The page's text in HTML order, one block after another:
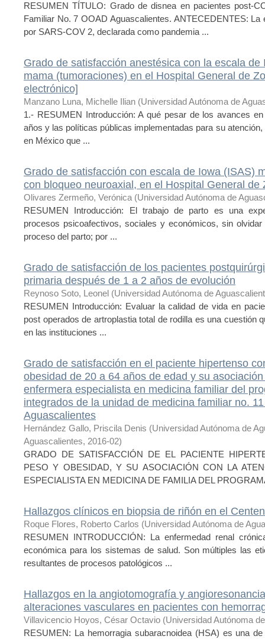
RESUMEN TÍTULO: Grado de disnea en pacientes post-
Familiar No. 7 OOAD Aguascalientes. ANTECEDENTES:
por SARS-COV 2, declarada como pandemia ...
Grado de satisfacción anestésica con la escala
mama (tumoraciones) en el Hospital General de
electrónico]
Manzano Luna, Michelle Ilian (Universidad Autónoma de
1.- RESUMEN Introducción: A qué pesar de los avances
años y las políticas públicas implementadas para su
en México que ...
Grado de satisfacción con escala de Iowa (ISAS)
con bloqueo neuroaxial, en el Hospital General de
Olivares Zermeño, Verónica (Universidad Autónoma de
RESUMEN Introducción: El trabajo de parto es una
procesos psicoafectivos, sociales y económicos, sin
proceso del parto; por ...
Grado de satisfacción de los pacientes
primaria después de 1 a 2 años de evolución
Reynoso Soto, Leonel (Universidad Autónoma de
RESUMEN Introducción: Evaluar la calidad de vida en
post operados de artroplastia total de rodilla es una cuestión
en las instituciones ...
Grado de satisfacción en el paciente hipertenso
obesidad de 20 a 64 años de edad y su
enfermera especialista en medicina familiar del
integrados de la unidad de medicina familiar no.
Aguascalientes
Hernández Gallo, Priscila Denis (Universidad Autónoma de
Aguascalientes, 2016-02)
GRADO DE SATISFACCIÓN DE EL PACIENTE
PESO Y OBESIDAD, Y SU ASOCIACIÓN CON LA
ESPECIALISTA EN MEDICINA DE FAMILIA DEL
Hallazgos clínicos en biopsia de riñón en el
Roque Flores, Roberto Carlos (Universidad Autónoma de
RESUMEN INTRODUCCIÓN: La enfermedad renal
económica para los sistemas de salud. Son múltiples las
resultantes de procesos patológicos ...
Hallazgos en la angiotomografía y
alteraciones vasculares en pacientes con
Villavicencio Hoyos, César Octavio (Universidad Autónoma
RESUMEN: La hemorragia subaracnoidea (HSA) es una